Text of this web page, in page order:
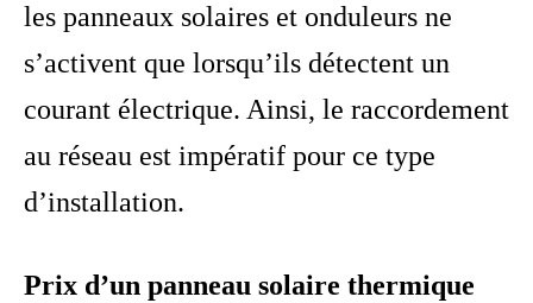
les panneaux solaires et onduleurs ne
s’activent que lorsqu’ils détectent un
courant électrique. Ainsi, le raccordement
au réseau est impératif pour ce type
d’installation.
Prix d’un panneau solaire thermique